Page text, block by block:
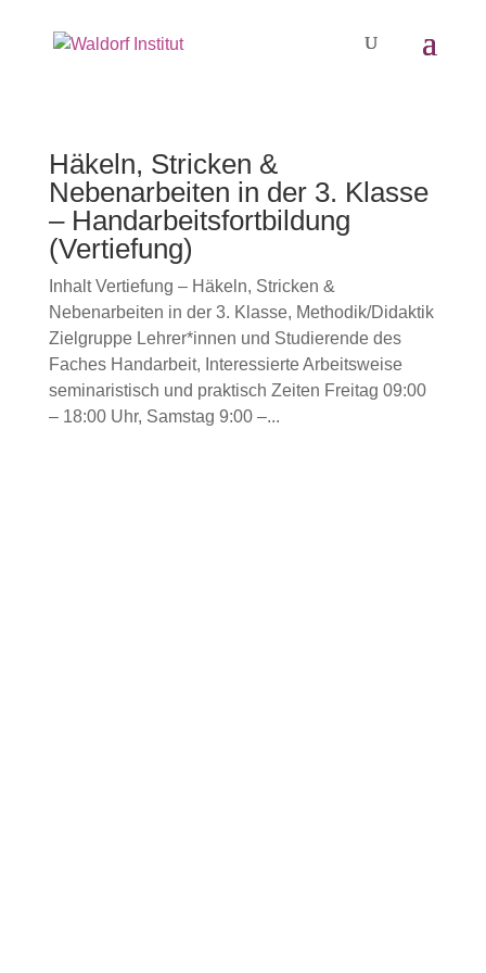
Häkeln, Stricken &
Nebenarbeiten in der 3. Klasse
– Handarbeitsfortbildung
(Vertiefung)
Inhalt Vertiefung – Häkeln, Stricken &
Nebenarbeiten in der 3. Klasse, Methodik/Didaktik
Zielgruppe Lehrer*innen und Studierende des
Faches Handarbeit, Interessierte Arbeitsweise
seminaristisch und praktisch Zeiten Freitag 09:00
– 18:00 Uhr, Samstag 9:00 –...